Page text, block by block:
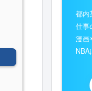
都内
仕事
漫画
NBA